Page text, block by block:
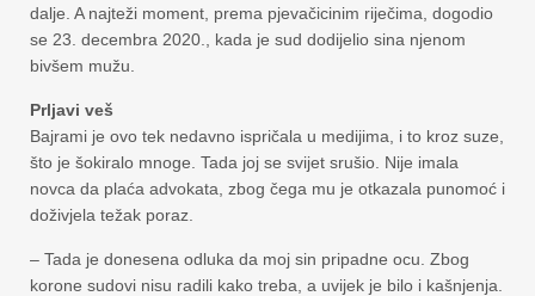
dalje. A najteži moment, prema pjevačicinim riječima, dogodio
se 23. decembra 2020., kada je sud dodijelio sina njenom
bivšem mužu.
Prljavi veš
Bajrami je ovo tek nedavno ispričala u medijima, i to kroz suze,
što je šokiralo mnoge. Tada joj se svijet srušio. Nije imala
novca da plaća advokata, zbog čega mu je otkazala punomoć i
doživjela težak poraz.
– Tada je donesena odluka da moj sin pripadne ocu. Zbog
korone sudovi nisu radili kako treba, a uvijek je bilo i kašnjenja.